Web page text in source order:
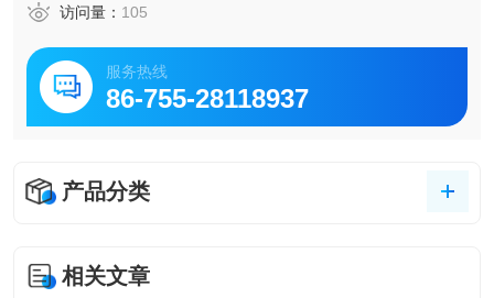
访问量： 105
服务热线
86-755-28118937
产品分类
相关文章